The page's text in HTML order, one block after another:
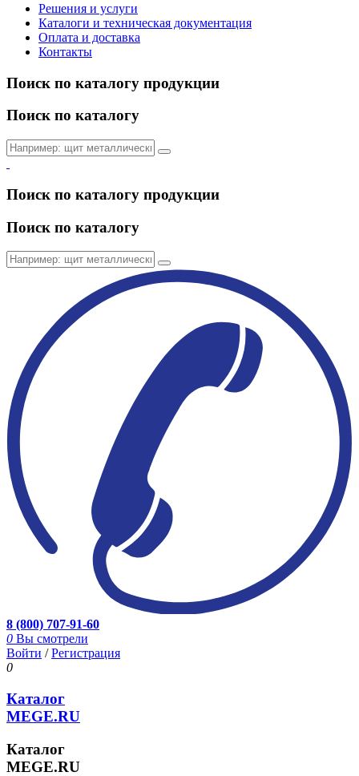
Решения и услуги
Каталоги и техническая документация
Оплата и доставка
Контакты
Поиск по каталогу продукции
Поиск по каталогу
Поиск по каталогу продукции
Поиск по каталогу
8 (800) 707-91-60
0 Вы смотрели
Войти /Регистрация
0
Каталог
MEGE.RU
Каталог
MEGE.RU